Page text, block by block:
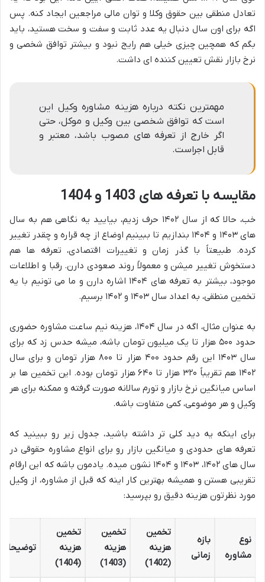
تعادل منطقی بین حقوق وکلا و توان مالی مراجعین ایجاد کنه. پس
اگه برای اون سال دنبال یه عدد ثابت و سفت و سخت هستید، باید
بگم که همچین چیزی خیلی هم رایج نبود و بیشتر توافق شخصی و
نرخ بازار نقش تعیین کننده ای داشت.
مهمترین نکته درباره هزینه مشاوره وکیل این
است که توافق شخصی بین وکیل و موکل، حتی
اگر خارج از تعرفه های مصوب باشد، معتبر و
قابل اجراست.
مقایسه با تعرفه های 1403 و 1404
خب، حالا که از سال ۱۴۰۲ حرف زدیم، بیایید یه نگاهی هم به سال
های ۱۴۰۳ و ۱۴۰۴ بندازیم تا ببینیم اوضاع از چه قراره و چقدر تغییر
کرده. طبیعتاً با گذر زمان و تغییرات اقتصادی، تعرفه ها هم
دستخوش تغییر میشن و معمولاً روند صعودی دارن. رقبا و اطلاعات
موجود، بیشتر به تعرفه های ۱۴۰۴ اشاره دارن و ما می تونیم با یه
تخمین منطقی، به اعداد سال ۱۴۰۳ و ۱۴۰۲ برسیم.
به عنوان مثال، اگه در سال ۱۴۰۴، هزینه نیم ساعت مشاوره حضوری
حدود ۵۰۰ هزار تا یک میلیون تومان باشه، میشه حدس زد که برای
سال ۱۴۰۳ این رقم حدود ۴۰۰ هزار تا ۸۰۰ هزار تومان و برای سال
۱۴۰۲ هم تقریباً ۳۲۰ هزار تا ۶۴۰ هزار تومان بوده. این تخمین ها بر
اساس میانگین نرخ بازار و تورم سالانه صورت گرفته و ممکنه برای هر
وکیل و هر موضوعی، کمی متفاوت باشه.
برای اینکه یه دید کلی تر داشته باشید، جدول زیر رو ببینید که
تعرفه های حدودی و میانگین بازار رو برای انواع مشاوره حقوقی در
سال های ۱۴۰۲، ۱۴۰۳ و ۱۴۰۴ نشون میده. یادمون باشه که این ارقام
تقریبی هستن و همیشه بهترین کار اینه که قبل از مشاوره، از وکیل
مورد نظرتون هزینه دقیق رو بپرسید:
نوع
مشاوره
بازه
زمانی
تخمین
هزینه
(1402)
تخمین
هزینه
(1403)
تخمین
هزینه
(1404)
توضیحات